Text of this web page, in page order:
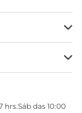
hrs.Sáb das 10:00